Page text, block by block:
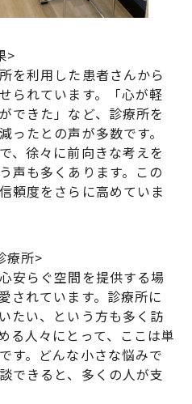
>
を利用した患者さんから
られています。「心が軽
できた」など、診療所を
ったとの声が多数です。
、徐々に前向きな考えを
声も多くあります。この
頼度をさらに高めていま
療所>
安らぐ空間を提供する場
されています。診療所に
たい、という方も多く訪
る人々にとって、ここは単
す。どんな小さな悩みで
できると、多くの人が支